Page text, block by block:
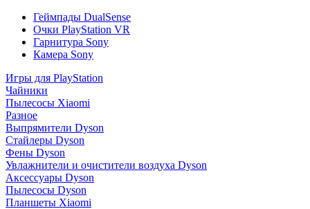
Геймпады DualSense
Очки PlayStation VR
Гарнитура Sony
Камера Sony
Игры для PlayStation
Чайники
Пылесосы Xiaomi
Разное
Выпрямители Dyson
Стайлеры Dyson
Фены Dyson
Увлажнители и очистители воздуха Dyson
Аксессуары Dyson
Пылесосы Dyson
Планшеты Xiaomi